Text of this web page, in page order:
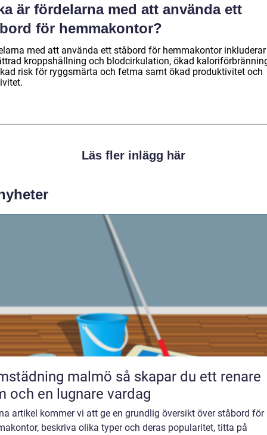
är fördelarna med att använda ett
för hemmakontor?
med att använda ett ståbord för hemmakontor inkluderar
kroppshållning och blodcirkulation, ökad
risk för ryggsmärta och fetma samt ökad produktivitet och
Läs fler inlägg här
malmö så skapar du ett renare
och en lugnare vardag
artikel kommer vi att ge en grundlig översikt över ståbord för
beskriva olika typer och deras popularitet, titta på